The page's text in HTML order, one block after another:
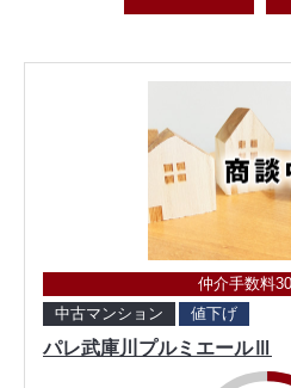
仲介手数料
中古マンション
値下げ
パレ武庫川プルミエールⅢ